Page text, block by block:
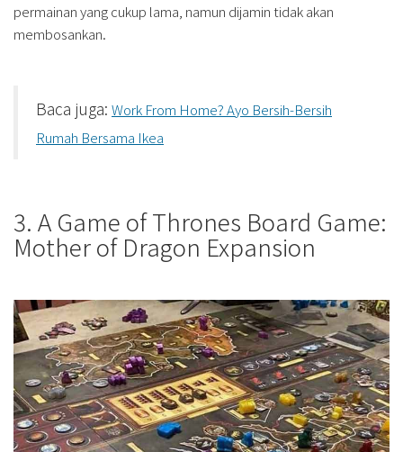
permainan yang cukup lama, namun dijamin tidak akan
membosankan.
Baca juga: Work From Home? Ayo Bersih-Bersih
Rumah Bersama Ikea
3. A Game of Thrones Board Game:
Mother of Dragon Expansion